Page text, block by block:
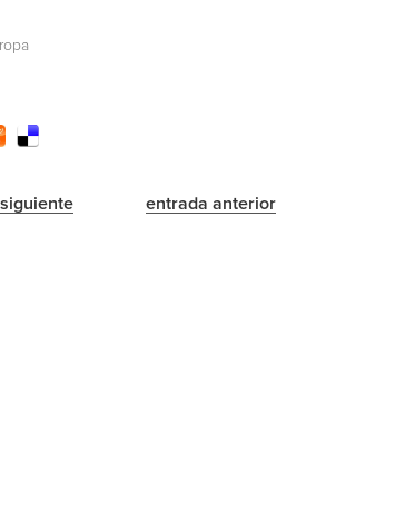
entrada anterior